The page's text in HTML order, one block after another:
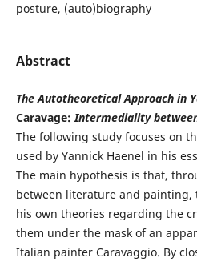
posture, (auto)biography
Abstract
The Autotheoretical Approach in
Caravage:Intermediality
The following study focuses on
used by Yannick Haenel in his
The main hypothesis is that,
between literature and painting,
his own theories regarding the
them under the mask of an
Italian painter Caravaggio. By